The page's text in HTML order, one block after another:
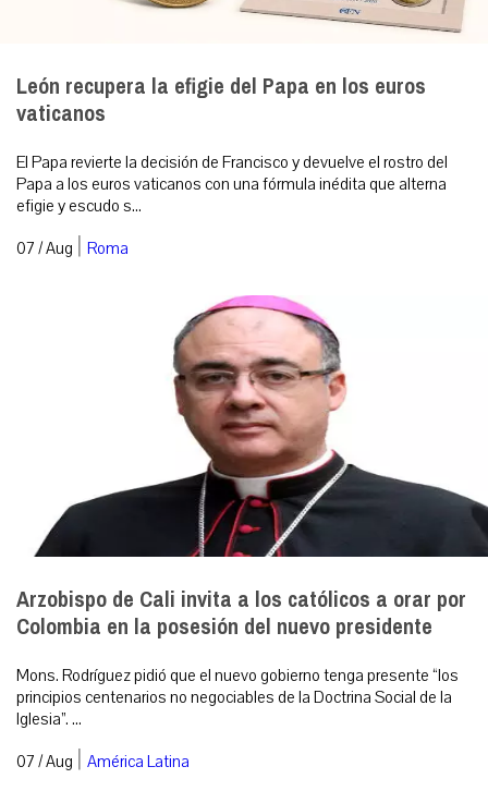
León recupera la efigie del Papa en los euros
vaticanos
El Papa revierte la decisión de Francisco y devuelve el rostro del
Papa a los euros vaticanos con una fórmula inédita que alterna
efigie y escudo s...
07 / Aug | Roma
Arzobispo de Cali invita a los católicos a orar por
Colombia en la posesión del nuevo presidente
Mons. Rodríguez pidió que el nuevo gobierno tenga presente “los
principios centenarios no negociables de la Doctrina Social de la
Iglesia”. ...
07 / Aug | América Latina